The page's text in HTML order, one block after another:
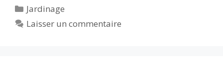
Catégories
Jardinage
Laisser un commentaire